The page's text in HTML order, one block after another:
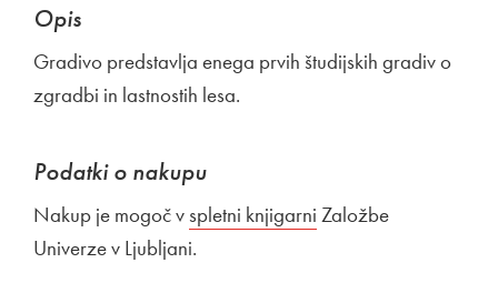
Opis
Gradivo predstavlja enega prvih študijskih gradiv o
zgradbi in lastnostih lesa.
Podatki o nakupu
Nakup je mogoč v Zunanja povezava na
spletni knjigarni Odpira se v novem
Založbe
Univerze v Ljubljani.